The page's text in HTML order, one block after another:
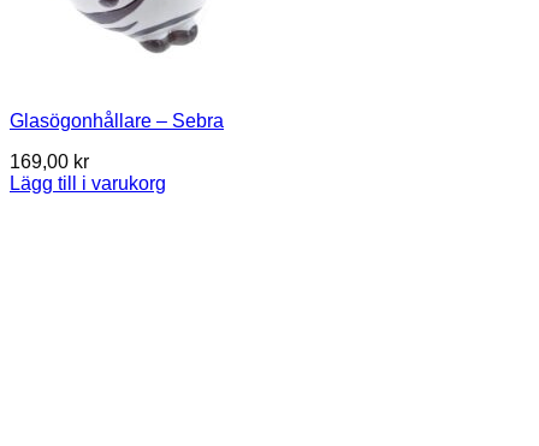
Glasögonhållare – Sebra
169,00 kr
Lägg till i varukorg